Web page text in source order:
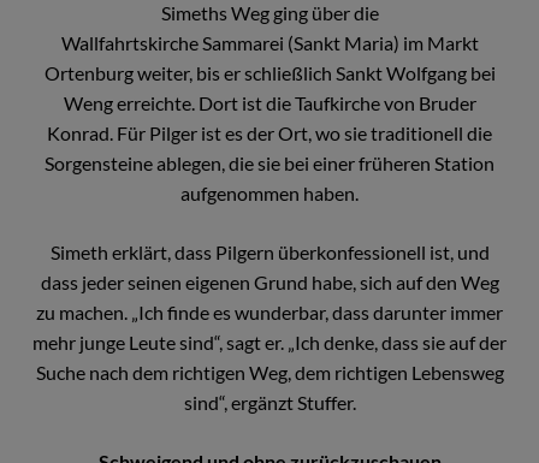
Simeths Weg ging über die
Wallfahrtskirche Sammarei (Sankt Maria) im Markt
Ortenburg weiter, bis er schließlich Sankt Wolfgang bei
Weng erreichte. Dort ist die Taufkirche von Bruder
Konrad. Für Pilger ist es der Ort, wo sie traditionell die
Sorgensteine ablegen, die sie bei einer früheren Station
aufgenommen haben.
Simeth erklärt, dass Pilgern überkonfessionell ist, und
dass jeder seinen eigenen Grund habe, sich auf den Weg
zu machen. „Ich finde es wunderbar, dass darunter immer
mehr junge Leute sind“, sagt er. „Ich denke, dass sie auf der
Suche nach dem richtigen Weg, dem richtigen Lebensweg
sind“, ergänzt Stuffer.